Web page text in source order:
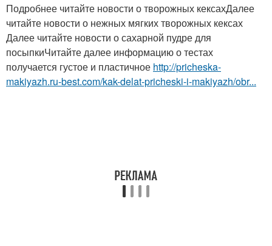
Подробнее читайте новости о творожных кексахДалее
читайте новости о нежных мягких творожных кексах
Далее читайте новости о сахарной пудре для
посыпкиЧитайте далее информацию о тестах
получается густое и пластичное http://pricheska-
makiyazh.ru-best.com/kak-delat-pricheski-i-makiyazh/obr...